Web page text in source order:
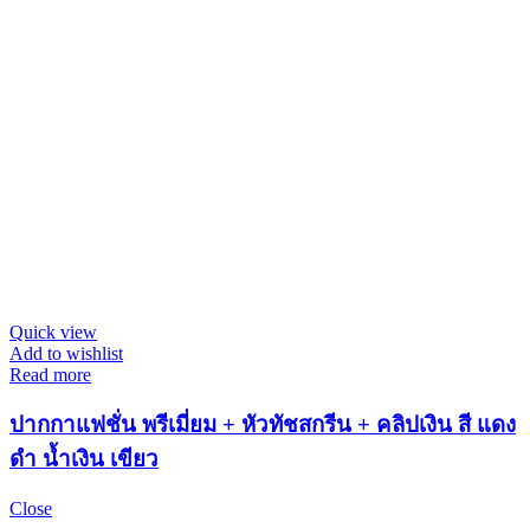
Quick view
Add to wishlist
Read more
ปากกาแฟชั่น พรีเมี่ยม + หัวทัชสกรีน + คลิปเงิน สี แดง
ดำ น้ำเงิน เขียว
Close